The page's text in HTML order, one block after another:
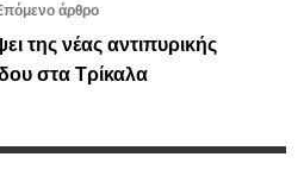
άρθρο
της νέας αντιπυρικής
στα Τρίκαλα